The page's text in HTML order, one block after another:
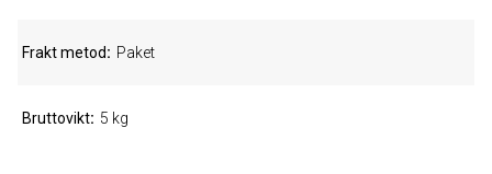
Frakt metod Paket
Bruttovikt 5 kg